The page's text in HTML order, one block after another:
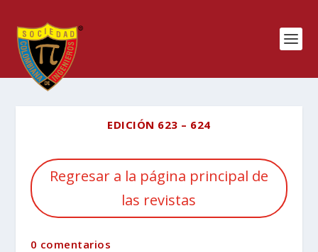
EDICIÓN 623 – 624
Regresar a la página principal de
las revistas
0 comentarios